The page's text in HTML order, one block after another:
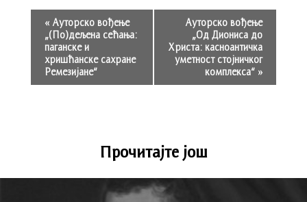
«Ауторско вођење
„(По)дељена сећања:
паганске и
хришћанске сахране
Ремезијане“
Ауторско вођење
„Од Диониса до
Христа: касноантичка
уметност стојничког
комплекса“ »
Прочитајте још